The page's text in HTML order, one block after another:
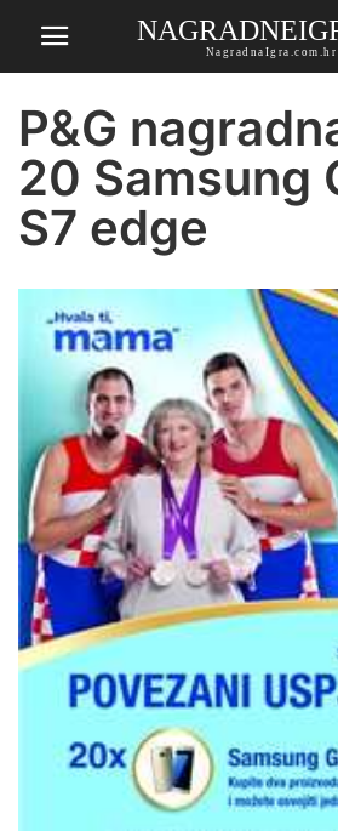
NagradnaIgra.com.hr
P&G
20 Samsung
S7 edge